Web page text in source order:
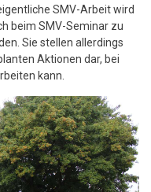
SMV-Arbeit wird
beim SMV-Seminar zu
Sie stellen allerdings
Aktionen dar, bei
kann.